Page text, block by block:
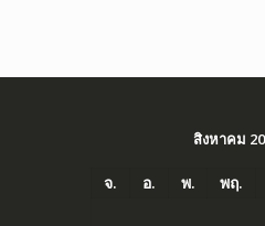
สิงหาคม
จ. อ. พ. พฤ.